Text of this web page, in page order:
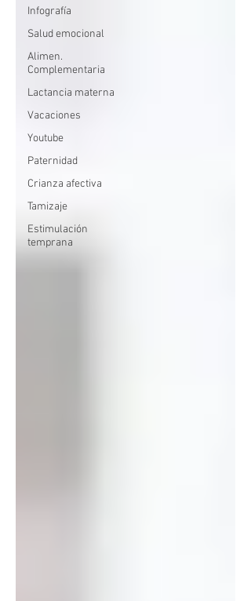
Infografía
Salud emocional
Alimen.
Complementaria
Lactancia materna
Vacaciones
Youtube
Paternidad
Crianza afectiva
Tamizaje
Estimulación
temprana